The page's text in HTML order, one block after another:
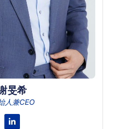
旻希
人兼CEO
Linkedin